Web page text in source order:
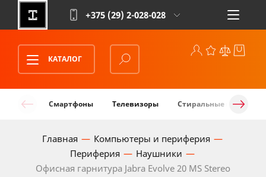
+375 (29) 2-028-028
КАТАЛОГ
Смартфоны Телевизоры Стиральные машины
Главная
Компьютеры и периферия
Периферия
Наушники
Офисная гарнитура Jabra Evolve 20 MS Stereo